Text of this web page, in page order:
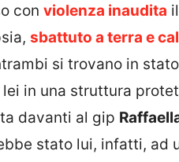
con violenza inaudita
sbattuto a terra e
si trovano in
in una struttura
davanti al gip
stato lui, infatti, ad